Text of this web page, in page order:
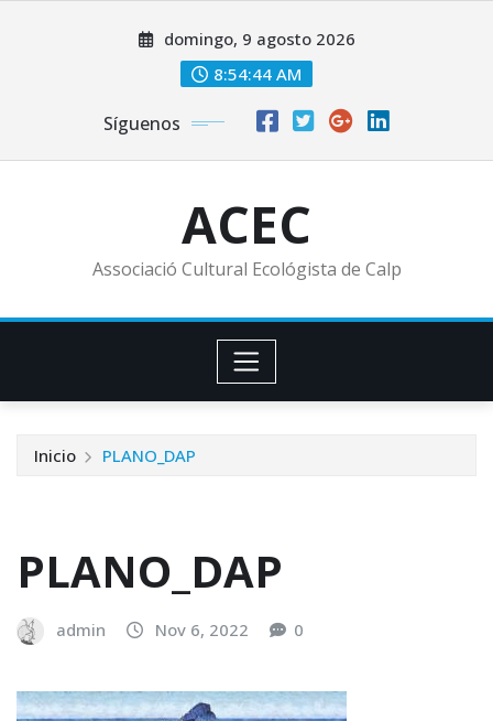
domingo, 9 agosto 2026
8:54:45 AM
Síguenos
ACEC
Associació Cultural Ecológista de Calp
Inicio PLANO_DAP
PLANO_DAP
admin Nov 6, 2022 0